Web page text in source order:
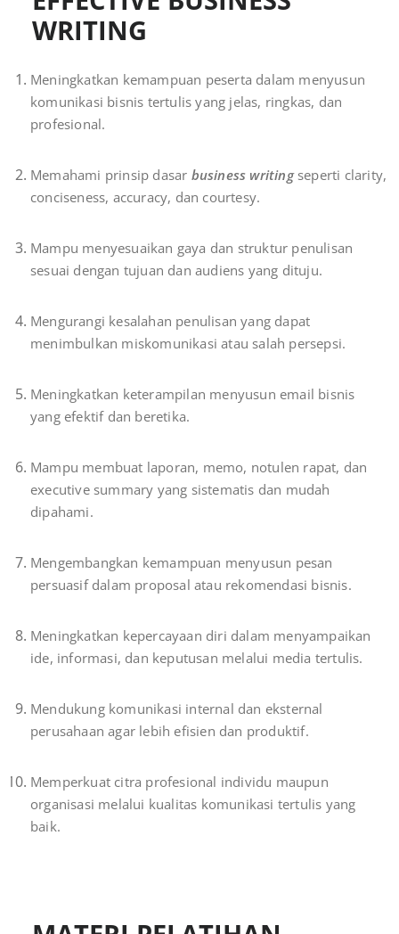
WRITING
Meningkatkan kemampuan peserta dalam menyusun
komunikasi bisnis tertulis yang jelas, ringkas, dan
profesional.
Memahami prinsip dasar business writingseperti clarity,
conciseness, accuracy, dan courtesy.
Mampu menyesuaikan gaya dan struktur penulisan
sesuai dengan tujuan dan audiens yang dituju.
Mengurangi kesalahan penulisan yang dapat
menimbulkan miskomunikasi atau salah persepsi.
Meningkatkan keterampilan menyusun email bisnis
yang efektif dan beretika.
Mampu membuat laporan, memo, notulen rapat, dan
executive summary yang sistematis dan mudah
dipahami.
Mengembangkan kemampuan menyusun pesan
persuasif dalam proposal atau rekomendasi bisnis.
Meningkatkan kepercayaan diri dalam menyampaikan
ide, informasi, dan keputusan melalui media tertulis.
Mendukung komunikasi internal dan eksternal
perusahaan agar lebih efisien dan produktif.
Memperkuat citra profesional individu maupun
organisasi melalui kualitas komunikasi tertulis yang
baik.